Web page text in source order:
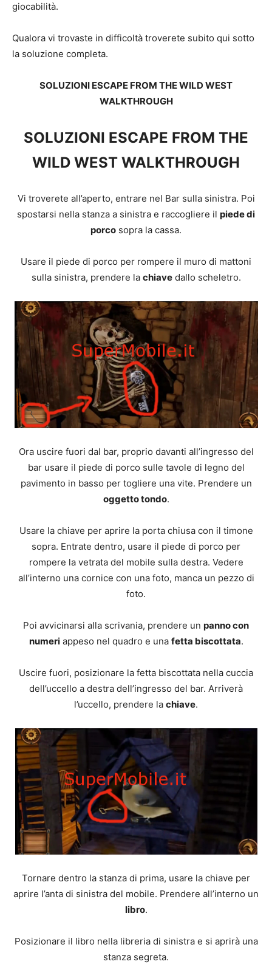
giocabilità.
Qualora vi trovaste in difficoltà troverete subito qui sotto
la soluzione completa.
SOLUZIONI ESCAPE FROM THE WILD WEST
WALKTHROUGH
SOLUZIONI ESCAPE FROM THE
WILD WEST WALKTHROUGH
Vi troverete all’aperto, entrare nel Bar sulla sinistra. Poi
spostarsi nella stanza a sinistra e raccogliere il piede di
porco sopra la cassa.
Usare il piede di porco per rompere il muro di mattoni
sulla sinistra, prendere la chiavedallo scheletro.
Ora uscire fuori dal bar, proprio davanti all’ingresso del
bar usare il piede di porco sulle tavole di legno del
pavimento in basso per togliere una vite. Prendere un
oggetto tondo.
Usare la chiave per aprire la porta chiusa con il timone
sopra. Entrate dentro, usare il piede di porco per
rompere la vetrata del mobile sulla destra. Vedere
all’interno una cornice con una foto, manca un pezzo di
foto.
Poi avvicinarsi alla scrivania, prendere un panno con
numeriappeso nel quadro e una fetta biscottata.
Uscire fuori, posizionare la fetta biscottata nella cuccia
dell’uccello a destra dell’ingresso del bar. Arriverà
l’uccello, prendere la chiave.
Tornare dentro la stanza di prima, usare la chiave per
aprire l’anta di sinistra del mobile. Prendere all’interno un
libro.
Posizionare il libro nella libreria di sinistra e si aprirà una
stanza segreta.